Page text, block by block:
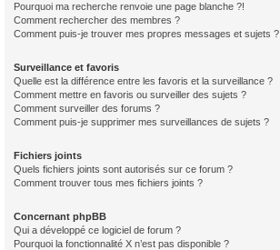
Pourquoi ma recherche renvoie une page blanche ?!
Comment rechercher des membres ?
Comment puis-je trouver mes propres messages et sujets ?
Surveillance et favoris
Quelle est la différence entre les favoris et la surveillance ?
Comment mettre en favoris ou surveiller des sujets ?
Comment surveiller des forums ?
Comment puis-je supprimer mes surveillances de sujets ?
Fichiers joints
Quels fichiers joints sont autorisés sur ce forum ?
Comment trouver tous mes fichiers joints ?
Concernant phpBB
Qui a développé ce logiciel de forum ?
Pourquoi la fonctionnalité X n’est pas disponible ?